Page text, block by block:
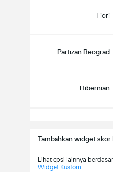
Fiori
Partizan Beograd
Hibernian
Tambahkan widget skor
Lihat opsi lainnya
Widget Kustom